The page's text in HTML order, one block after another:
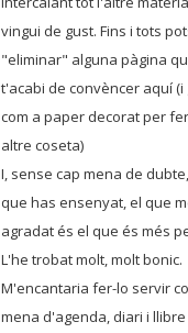
vingui de gust. Fins i tots
"eliminar" alguna pàgina
t'acabi de convèncer aquí
com a paper decorat per
altre coseta)
I, sense cap mena de
que has ensenyat, el que
agradat és el que és més
L'he trobat molt, molt bonic.
M'encantaria fer-lo servir
mena d'agenda, diari i